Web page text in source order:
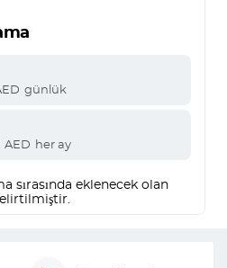
günlük
AED her ay
sırasında eklenecek olan